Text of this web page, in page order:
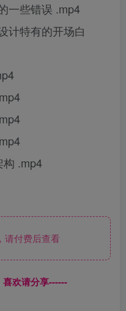
一些错误 .mp4
计特有的开场白
构 .mp4
付费后查看
欢请分享------